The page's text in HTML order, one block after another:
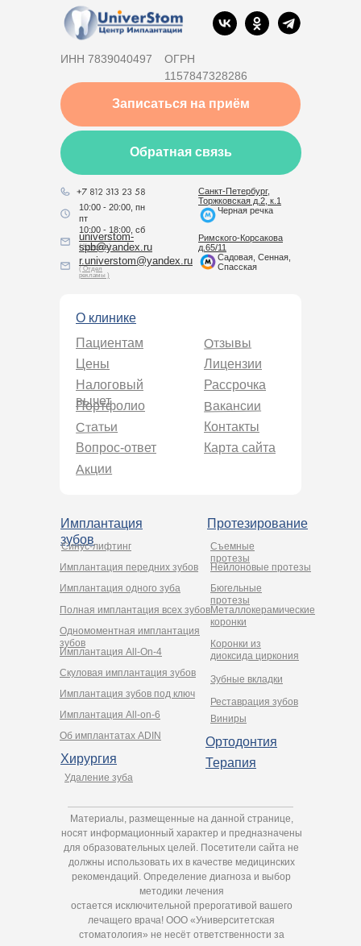
Хирургия
Имплантация All-on-6
Удаление зуба
Имплантация зубов под ключ
Cкуловая имплантация зубов
Имплантация All-On-4
Ортодонтия
Терапия
Имплантация
зубов
Одномоментная имплантация
зубов
Полная имплантация всех зубов
Имплантация одного зуба
Имплантация передних зубов
Об имплантатах ADIN
Синус-лифтинг
Нейлоновые протезы
Бюгельные
протезы
Металлокерамические
коронки
Коронки из
диоксида циркония
Зубные вкладки
Реставрация зубов
Виниры
Протезирование
Съемные
протезы
ИНН 7839040497
ОГРН
1157847328286
Записаться на приём
Обратная связь
r.universtom@yandex.ru
( Отдел
рекламы )
universtom-
spb@yandex.ru
( Клиника )
10:00 - 20:00, пн
пт
10:00 - 18:00, сб
О клинике
Акции
Вопрос-ответ
Статьи
Портфолио
Налоговый
вычет
Цены
Пациентам
Контакты
Вакансии
Рассрочка
Лицензии
Отзывы
Карта сайта
Материалы, размещенные на данной странице,
носят информационный характер и предназначены
для образовательных целей. Посетители сайта не
должны использовать их в качестве медицинских
рекомендаций. Определение диагноза и выбор
методики лечения
остается исключительной прерогативой вашего
лечащего врача! ООО «Университетская
стоматология» не несёт ответственности за
Санкт-Петербург,
Торжковская д.2, к.1
Черная речка
Римского-Корсакова
д.65/11
Садовая, Сенная,
Спасская